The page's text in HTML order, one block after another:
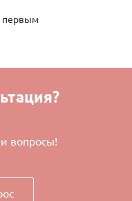
первым
вопросы!